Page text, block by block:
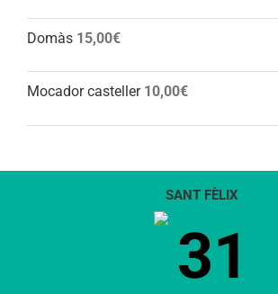
Domàs 15,00€
Mocador casteller 10,00€
SANT FÈLIX
31